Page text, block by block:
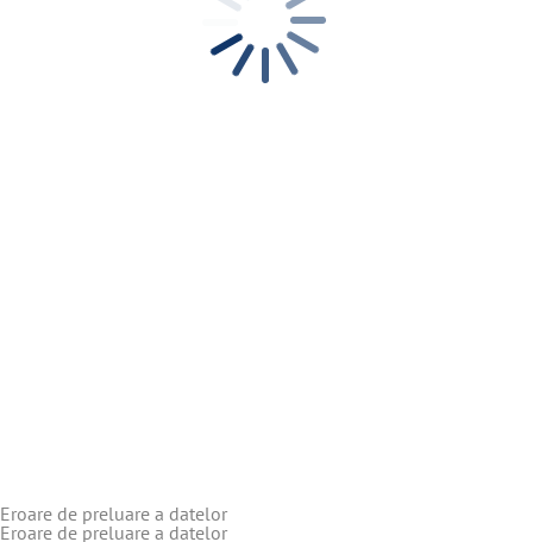
Eroare de preluare a datelor
Eroare de preluare a datelor